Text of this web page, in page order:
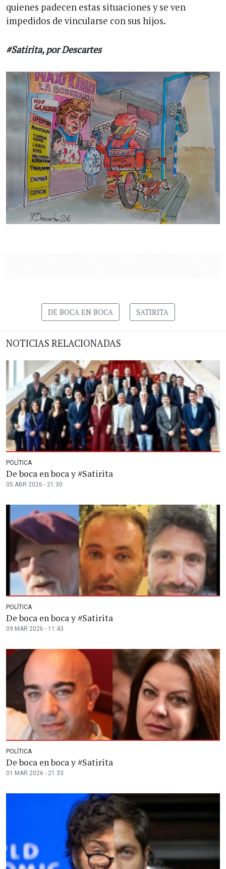
quienes padecen estas situaciones y se ven
impedidos de vincularse con sus hijos.
#Satirita, por Descartes
DE BOCA EN BOCA SATIRITA
NOTICIAS RELACIONADAS
POLÍTICA
De boca en boca y #Satirita
05 ABR 2026 - 21:30
POLÍTICA
De boca en boca y #Satirita
09 MAR 2026 - 11:43
POLÍTICA
De boca en boca y #Satirita
01 MAR 2026 - 21:33